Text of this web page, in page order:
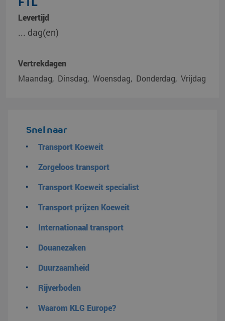
Levertijd
... dag(en)
Vertrekdagen
Maandag
Dinsdag Woensdag Donderdag Vrijdag
Snel naar
Transport Koeweit
Zorgeloos transport
Transport Koeweit specialist
Transport prijzen Koeweit
Internationaal transport
Douanezaken
Duurzaamheid
Rijverboden
Waarom KLG Europe?